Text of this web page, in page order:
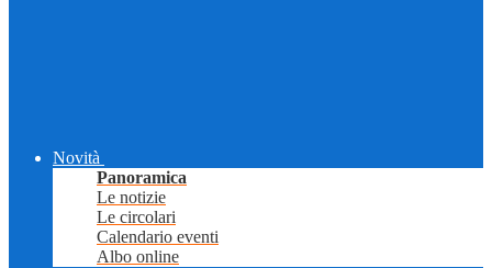
Novità
Panoramica
Le notizie
Le circolari
Calendario eventi
Albo online